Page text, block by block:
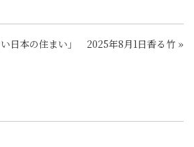
日本の住まい」 2025年8月1日香る竹 »